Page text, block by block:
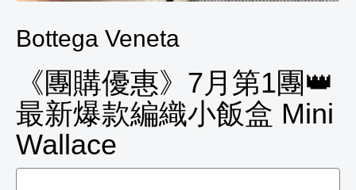
Bottega Veneta
《團購優惠》7月第1團👑
最新爆款編織小飯盒 Mini
Wallace